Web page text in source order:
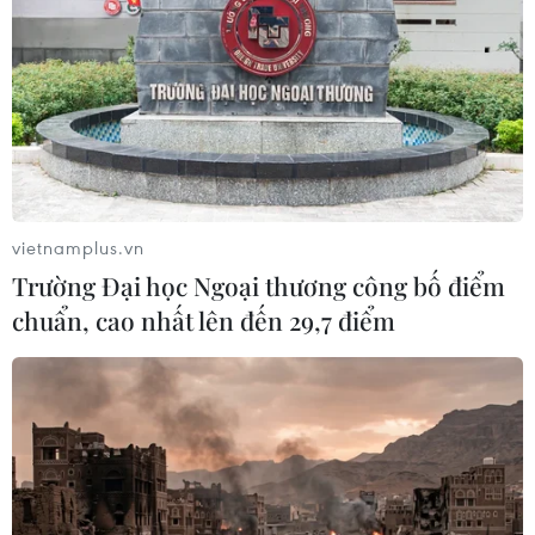
Tổng Bí thư, Chủ tịch nước Tô Lâm
bắt đầu thăm cấp Nhà nước Australia
09/08/2026 12:05
Australia điều tra vụ hai máy bay suýt
va chạm tại sân bay Sydney
09/08/2026 07:04
Dấu mốc quan trọng đưa quan hệ
Việt Nam-New Zealand phát triển
thực chất và hiệu quả hơn
09/08/2026 02:46
vietnamplus.vn
Trường Đại học Ngoại thương công bố điểm
chuẩn, cao nhất lên đến 29,7 điểm